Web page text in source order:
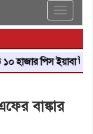
Toggle
পিস ইয়াবা
বাঙ্কার